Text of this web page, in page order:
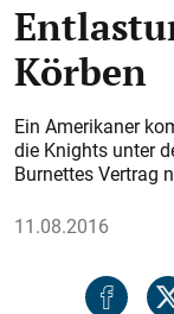
Körben
Ein Amerikaner
die Knights unter
Burnettes Vertrag
11.08.2016